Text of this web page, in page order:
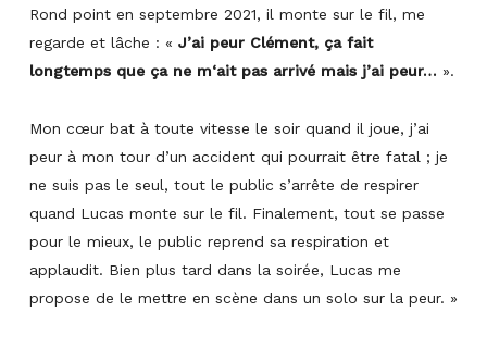
Rond point en septembre 2021, il monte sur le fil, me
regarde et lâche : « J’ai peur Clément, ça fait
longtemps que ça ne m‘ait pas arrivé mais j’ai peur… ».
Mon cœur bat à toute vitesse le soir quand il joue, j’ai
peur à mon tour d’un accident qui pourrait être fatal ; je
ne suis pas le seul, tout le public s’arrête de respirer
quand Lucas monte sur le fil. Finalement, tout se passe
pour le mieux, le public reprend sa respiration et
applaudit. Bien plus tard dans la soirée, Lucas me
propose de le mettre en scène dans un solo sur la peur. »